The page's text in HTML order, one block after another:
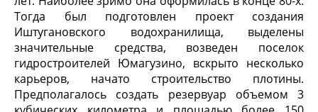
Тогда был подготовлен проект создания
Иштугановского водохранилища, выделены
значительные средства, возведен поселок
гидростроителей Юмагузино, вскрыто несколько
карьеров, начато строительство плотины.
Предполагалось создать резервуар объемом 3